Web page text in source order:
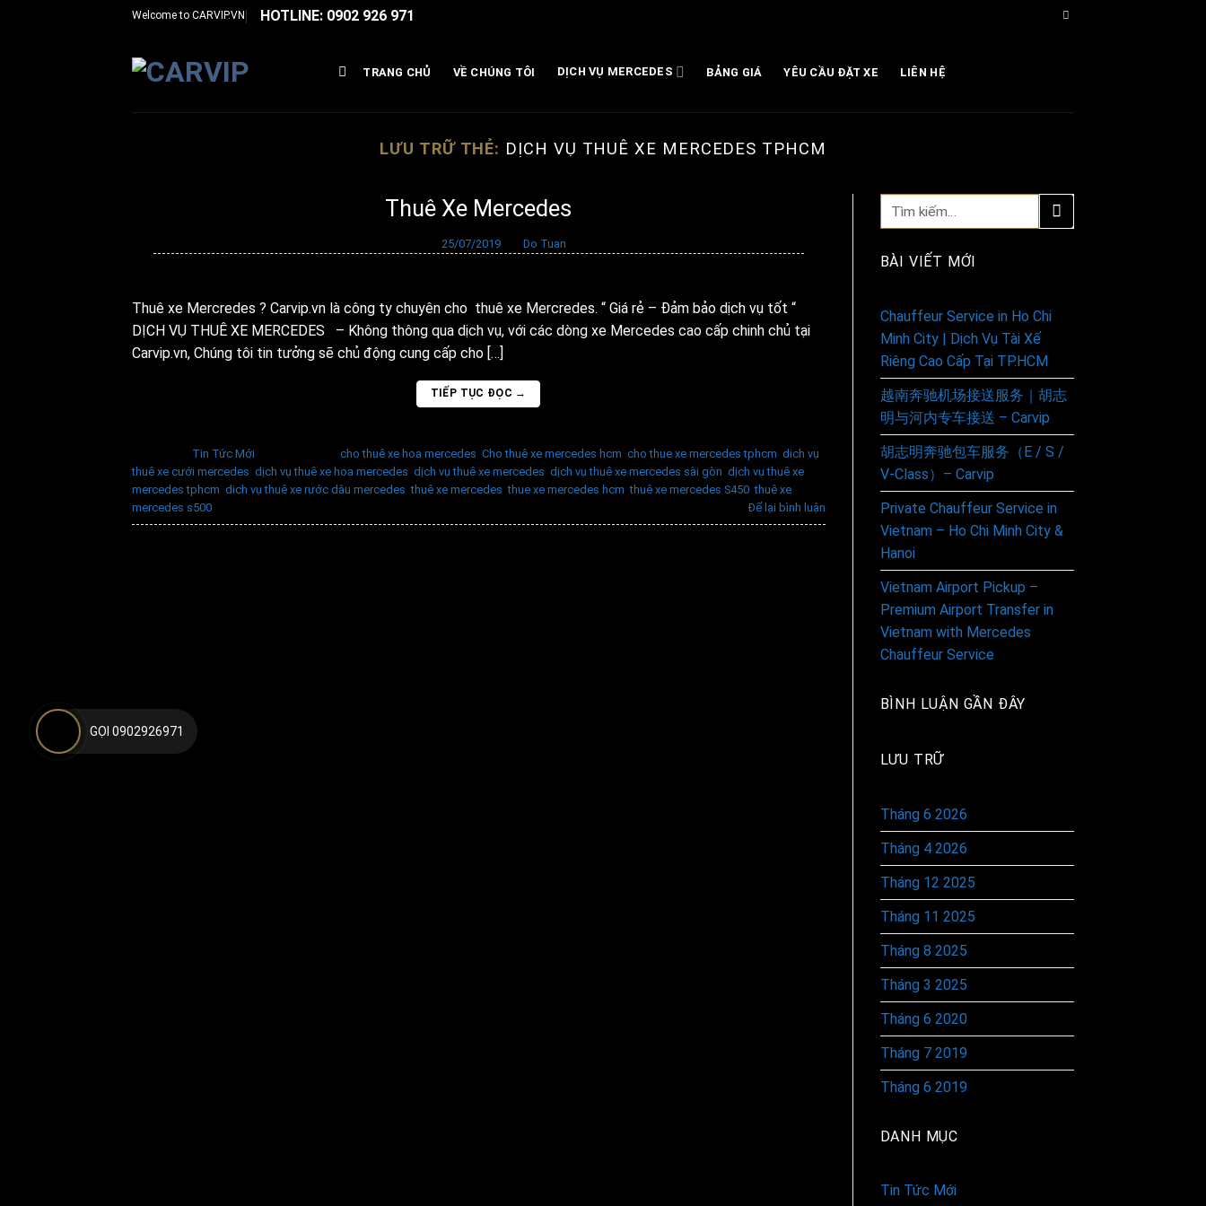
Welcome to CARVIP.VN HOTLINE: 0902 926 971
TRANG CHỦ VỀ CHÚNG TÔI DỊCH VỤ MERCEDES BẢNG GIÁ YÊU CẦU ĐẶT XE LIÊN HỆ
LƯU TRỮ THẺ: DỊCH VỤ THUÊ XE MERCEDES TPHCM
Thuê Xe Mercedes
25/07/2019 bởiDo Tuan
Thuê xe Mercredes ? Carvip.vn là công ty chuyên cho thuê xe Mercredes. “ Giá rẻ – Đảm bảo dịch vụ tốt “
DỊCH VỤ THUÊ XE MERCEDES – Không thông qua dịch vụ, với các dòng xe Mercedes cao cấp chinh chủ tại
Carvip.vn, Chúng tôi tin tưởng sẽ chủ động cung cấp cho […]
TIẾP TỤC ĐỌC →
Tin Tức Mới cho thuê xe hoa mercedes Cho thuê xe mercedes hcm cho thue xe mercedes tphcm dich vụ
thuê xe cưới mercedes dịch vụ thuê xe hoa mercedes dịch vụ thuê xe mercedes dịch vụ thuê xe mercedes sài gòn dịch vụ thuê xe
mercedes tphcm dich vụ thuê xe rước dâu mercedes ,thuê xe mercedes ,thue xe mercedes hcm ,thuê xe mercedes S450 ,thuê xe
mercedes s500
Để lại bình luận
BÀI VIẾT MỚI
Chauffeur Service in Ho Chi
Minh City | Dịch Vụ Tài Xế
Riêng Cao Cấp Tại TP.HCM
越南奔驰机场接送服务｜胡志
明与河内专车接送 – Carvip
胡志明奔驰包车服务（E / S /
V-Class）– Carvip
Private Chauffeur Service in
Vietnam – Ho Chi Minh City &
Hanoi
Vietnam Airport Pickup –
Premium Airport Transfer in
Vietnam with Mercedes
Chauffeur Service
BÌNH LUẬN GẦN ĐÂY
LƯU TRỮ
Tháng 6 2026
Tháng 4 2026
Tháng 12 2025
Tháng 11 2025
Tháng 8 2025
Tháng 3 2025
Tháng 6 2020
Tháng 7 2019
Tháng 6 2019
DANH MỤC
Tin Tức Mới
GỌI 0902926971